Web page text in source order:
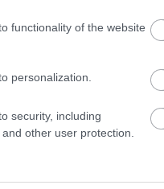
functionality of the website
personalization.
security, including
other user protection.